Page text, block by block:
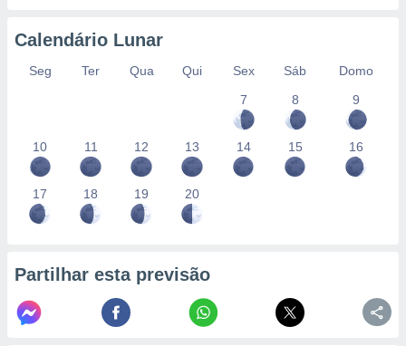
Calendário Lunar
Seg Ter Qua Qui Sex Sáb
Domo
7
8 9
10 11 12 13 14 15 16
17 18 19 20
Partilhar esta previsão